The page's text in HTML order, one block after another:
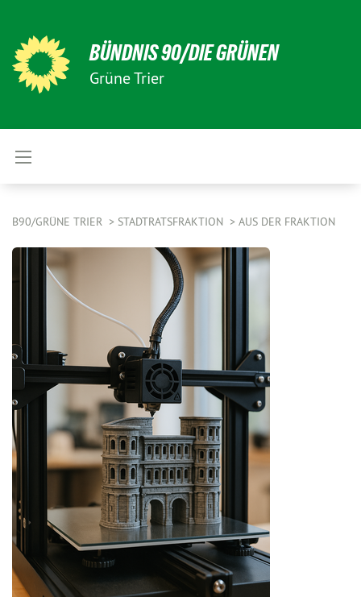
BÜNDNIS 90/DIE GRÜNEN
Grüne Trier
B90/GRÜNE TRIER STADTRATSFRAKTION AUS DER FRAKTION